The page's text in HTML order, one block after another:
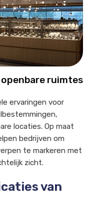
ruimtes
ervaringen voor
locaties. Op maat
bedrijven om
te markeren met
zicht.
van